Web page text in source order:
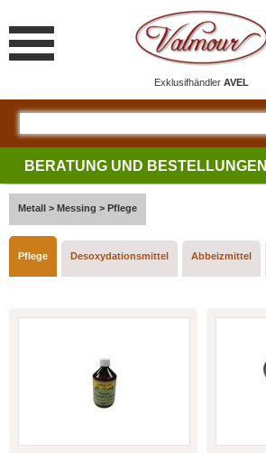
ExklusifhändlerAVEL
BERATUNG UND BESTELLUNGEN
Metall > Messing > Pflege
Pflege Desoxydationsmittel Abbeizmittel